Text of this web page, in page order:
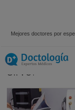
Mejores doctores por
¿Qué es la
sirve?